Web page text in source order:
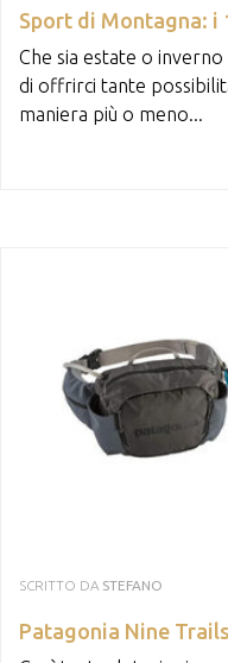
Sport di Montagna: i
Che sia estate o
di offrirci tante
maniera più o meno...
SCRITTO DA STEFANO
Patagonia Nine